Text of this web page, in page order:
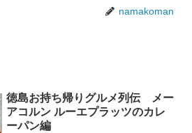
namakoman
徳島お持ち帰りグルメ列伝 メー
アコルン ルーエプラッツのカレ
ーパン編